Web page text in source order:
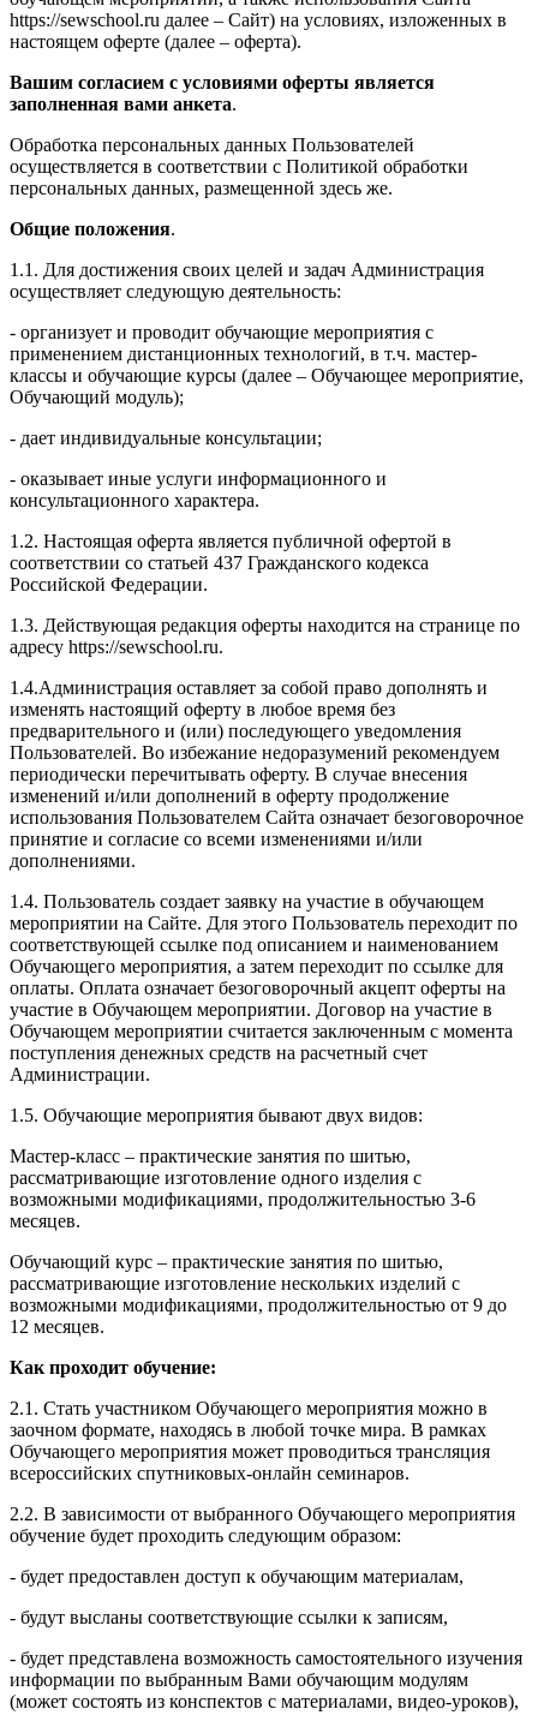
https://sewschool.ru далее – Сайт) на условиях, изложенных в
настоящем оферте (далее – оферта).
Вашим согласием с условиями оферты является
заполненная вами анкета.
Обработка персональных данных Пользователей
осуществляется в соответствии с Политикой обработки
персональных данных, размещенной здесь же.
Общие положения.
1.1. Для достижения своих целей и задач Администрация
осуществляет следующую деятельность:
- организует и проводит обучающие мероприятия с
применением дистанционных технологий, в т.ч. мастер-
классы и обучающие курсы (далее – Обучающее мероприятие,
Обучающий модуль);
- дает индивидуальные консультации;
- оказывает иные услуги информационного и
консультационного характера.
1.2. Настоящая оферта является публичной офертой в
соответствии со статьей 437 Гражданского кодекса
Российской Федерации.
1.3. Действующая редакция оферты находится на странице по
адресу https://sewschool.ru.
1.4.Администрация оставляет за собой право дополнять и
изменять настоящий оферту в любое время без
предварительного и (или) последующего уведомления
Пользователей. Во избежание недоразумений рекомендуем
периодически перечитывать оферту. В случае внесения
изменений и/или дополнений в оферту продолжение
использования Пользователем Сайта означает безоговорочное
принятие и согласие со всеми изменениями и/или
дополнениями.
1.4. Пользователь создает заявку на участие в обучающем
мероприятии на Сайте. Для этого Пользователь переходит по
соответствующей ссылке под описанием и наименованием
Обучающего мероприятия, а затем переходит по ссылке для
оплаты. Оплата означает безоговорочный акцепт оферты на
участие в Обучающем мероприятии. Договор на участие в
Обучающем мероприятии считается заключенным с момента
поступления денежных средств на расчетный счет
Администрации.
1.5. Обучающие мероприятия бывают двух видов:
Мастер-класс – практические занятия по шитью,
рассматривающие изготовление одного изделия с
возможными модификациями, продолжительностью 3-6
месяцев.
Обучающий курс – практические занятия по шитью,
рассматривающие изготовление нескольких изделий с
возможными модификациями, продолжительностью от 9 до
12 месяцев.
Как проходит обучение:
2.1. Стать участником Обучающего мероприятия можно в
заочном формате, находясь в любой точке мира. В рамках
Обучающего мероприятия может проводиться трансляция
всероссийских спутниковых-онлайн семинаров.
2.2. В зависимости от выбранного Обучающего мероприятия
обучение будет проходить следующим образом:
- будет предоставлен доступ к обучающим материалам,
- будут высланы соответствующие ссылки к записям,
- будет представлена возможность самостоятельного изучения
информации по выбранным Вами обучающим модулям
(может состоять из конспектов с материалами, видео-уроков),